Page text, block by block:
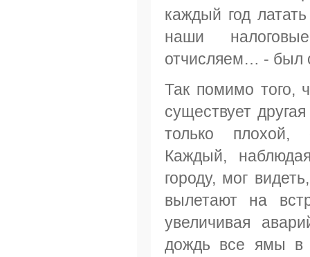
каждый год
наши
отчисляем… - был
Так помимо того,
существует
только плохой,
Каждый,
городу, мог
вылетают на
увеличивая
дождь все ямы в